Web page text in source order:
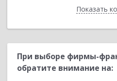
Показать
При выборе фирмы-
обратите внимание на: